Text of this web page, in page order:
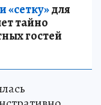
«сетку»для
тайно
гостей